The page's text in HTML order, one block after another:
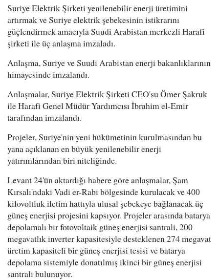
Suriye Elektrik Şirketi yenilenebilir enerji üretimini
artırmak ve Suriye elektrik şebekesinin istikrarını
güçlendirmek amacıyla Suudi Arabistan merkezli Harafi
şirketi ile üç anlaşma imzaladı.
Anlaşma, Suriye ve Suudi Arabistan enerji bakanlıklarının
himayesinde imzalandı.
Anlaşmalar, Suriye Elektrik Şirketi CEO'su Ömer Şakruk
ile Harafi Genel Müdür Yardımcısı İbrahim el-Emir
tarafından imzalandı.
Projeler, Suriye'nin yeni hükümetinin kurulmasından bu
yana açıklanan en büyük yenilenebilir enerji
yatırımlarından biri niteliğinde.
Levant 24'ün aktardığı habere göre anlaşmalar, Şam
Kırsalı'ndaki Vadi er-Rabi bölgesinde kurulacak ve 400
kilovoltluk iletim hattıyla ulusal şebekeye bağlanacak üç
güneş enerjisi projesini kapsıyor. Projeler arasında batarya
depolamalı bir fotovoltaik güneş enerjisi santrali, 200
megavatlık inverter kapasitesiyle desteklenen 274 megavat
üretim kapasiteli bir güneş enerjisi tesisi ve batarya
depolama sistemiyle donatılmış ikinci bir güneş enerjisi
santrali bulunuyor.